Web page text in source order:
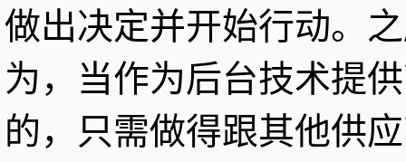
做出决定并开始行动。
为，当作为后台技术提
的，只需做得跟其他供